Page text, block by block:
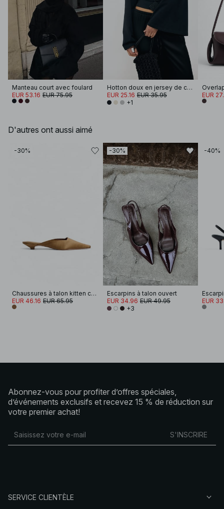
Manteau court avec foulard
EUR 53.16 EUR 75.95
Hotton doux en jersey de coton à manches larges
EUR 25.16 EUR 35.95
+1
EUR
D'autres ont aussi aimé
-30%
Chaussures à talon kitten carré
EUR 46.16 EUR 65.95
-30%
Escarpins à talon ouvert
EUR 34.96 EUR 49.95
+3
-40%
EUR
Abonnez-vous pour profiter d’offres spéciales,
d’événements exclusifs et recevez 15 % de réduction sur
votre premier achat!
S'INSCRIRE
SERVICE CLIENTÈLE